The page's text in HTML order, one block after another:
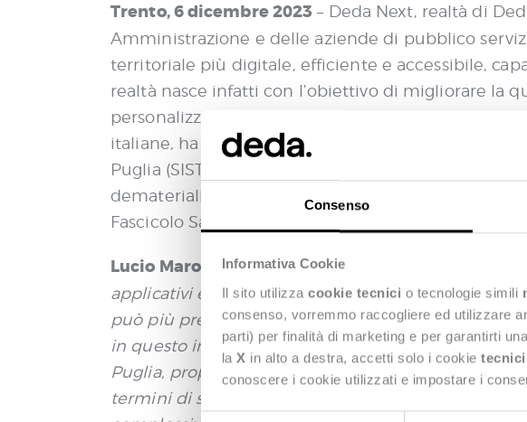
Consenso
Informativa Cookie
Il sito utilizza cookie tecnici o tecnologie simili
consenso, vorremmo raccogliere ed utilizzare
parti) per finalità di marketing e per garantirti
la X in alto a destra, accetti solo i cookie tecnici
conoscere i cookie utilizzati e impostare i
Trento, 6 dicembre 2023 – Deda Next, realtà di
Amministrazione e delle aziende di pubblico
territoriale più digitale, efficiente e accessibile,
realtà nasce infatti con l’obiettivo di migliorare la
personalizzati. In questo senso, Deda Next, che
italiane, ha preso parte a un
progetto che punta
Puglia (SIST), che svolge la funzione di Sistema di
dematerializzata (prescrizione, prenotazione ed
Fascicolo Sanitario Elettronico (FSE) dei cittadini
Lucio Marottoli, Market Line Manager Healthcare
applicativi è la più grande barriera
può più prescindere dall’interoperabilità di dati e
in questo importante processo di digitalizzazione
Puglia, proprio in questa direzione, dando vita a
termini di sicurezza, che digitalizza una parte